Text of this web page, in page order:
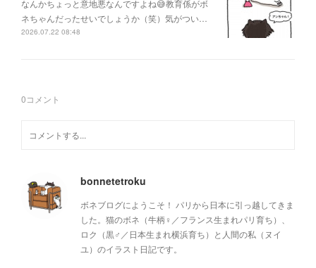
なんかちょっと意地悪なんですよね😅教育係がボ
ネちゃんだったせいでしょうか（笑）気がつい…
2026.07.22 08:48
0コメント
bonnetetroku
ボネブログにようこそ！ パリから日本に引っ越してきま
した。猫のボネ（牛柄♀／フランス生まれパリ育ち）、
ロク（黒♂／日本生まれ横浜育ち）と人間の私（ヌイ
ユ）のイラスト日記です。